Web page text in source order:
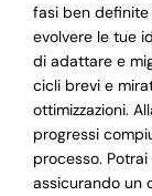
fasi ben
evolvere le tue
di adattare e
cicli brevi e
ottimizzazioni.
progressi
processo.
assicurando un